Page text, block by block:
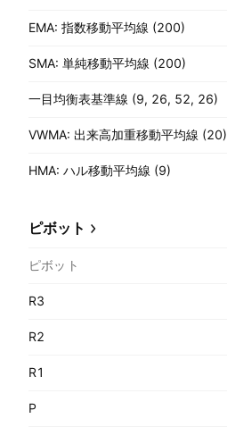
EMA: 指数移動平均線 (200)
SMA: 単純移動平均線 (200)
一目均衡表基準線 (9, 26, 52, 26)
VWMA: 出来高加重移動平均線 (20)
HMA: ハル移動平均線 (9)
ピボット
ピボット
R3
R2
R1
P